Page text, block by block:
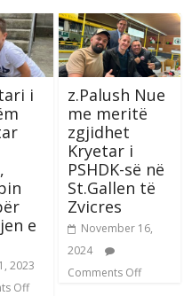
i
e
2023
Off
z.Palush Nue
me meritë
zgjidhet
Kryetar i
PSHDK-së në
St.Gallen të
Zvicres
November 16,
2024
Comments Off